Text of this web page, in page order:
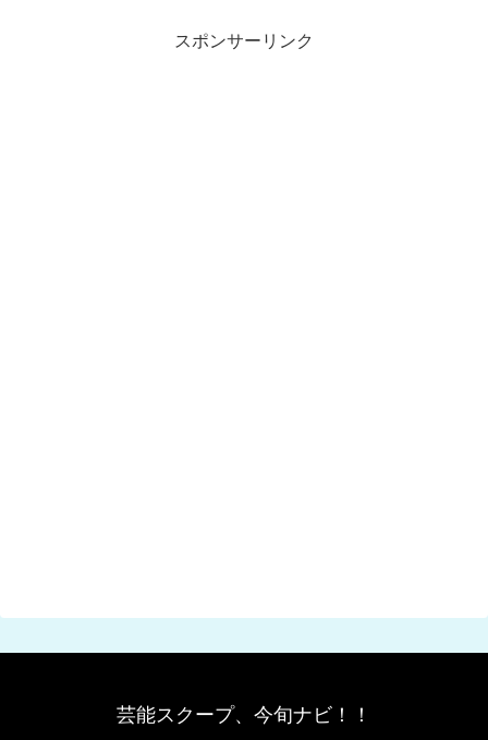
スポンサーリンク
芸能スクープ、今旬ナビ！！